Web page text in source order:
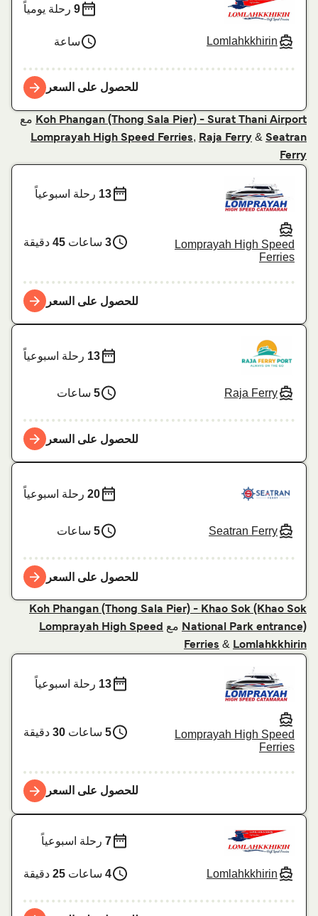
Lomlahkkhirin
9رحلة يومياً
ساعة
للحصول على السعر
Koh Phangan (Thong Sala Pier) - Surat Thani Airportمع
Lomprayah High Speed Ferries,Raja Ferry &Seatran
Ferry
Lomprayah High Speed
Ferries
13رحلة اسبوعياً
3 ساعات45دقيقة
للحصول على السعر
Raja Ferry
13رحلة اسبوعياً
5 ساعات
للحصول على السعر
Seatran Ferry
20رحلة اسبوعياً
5 ساعات
للحصول على السعر
Koh Phangan (Thong Sala Pier) - Khao Sok (Khao Sok
National Park entrance)معLomprayah High Speed
Ferries &Lomlahkkhirin
Lomprayah High Speed
Ferries
13رحلة اسبوعياً
5 ساعات30دقيقة
للحصول على السعر
Lomlahkkhirin
7رحلة اسبوعياً
4 ساعات25دقيقة